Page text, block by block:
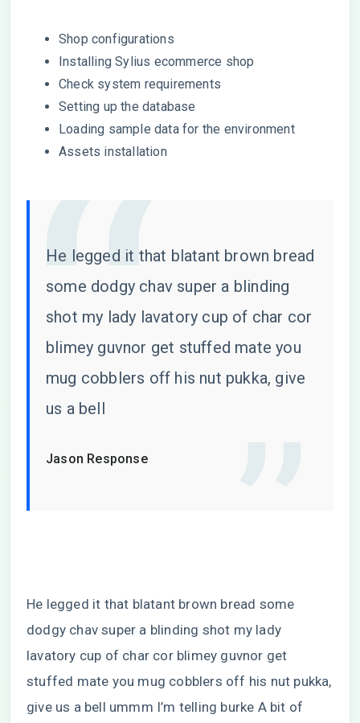
Shop configurations
Installing Sylius ecommerce shop
Check system requirements
Setting up the database
Loading sample data for the environment
Assets installation
He legged it that blatant brown bread
some dodgy chav super a blinding
shot my lady lavatory cup of char cor
blimey guvnor get stuffed mate you
mug cobblers off his nut pukka, give
us a bell
Jason Response
He legged it that blatant brown bread some
dodgy chav super a blinding shot my lady
lavatory cup of char cor blimey guvnor get
stuffed mate you mug cobblers off his nut pukka,
give us a bell ummm I’m telling burke A bit of